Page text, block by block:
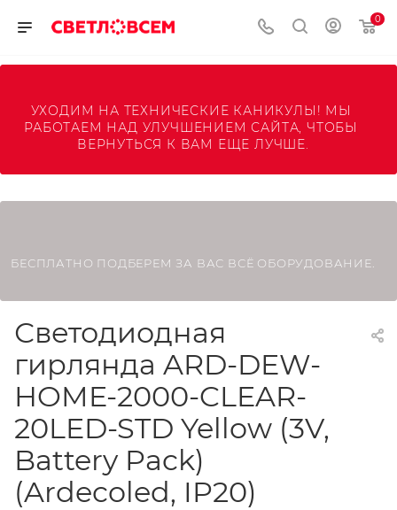
0
УХОДИМ НА ТЕХНИЧЕСКИЕ КАНИКУЛЫ! МЫ
РАБОТАЕМ НАД УЛУЧШЕНИЕМ САЙТА, ЧТОБЫ
ВЕРНУТЬСЯ К ВАМ ЕЩЕ ЛУЧШЕ.
БЕСПЛАТНО ПОДБЕРЕМ ЗА ВАС ВСЁ ОБОРУДОВАНИЕ.
Светодиодная
гирлянда ARD-DEW-
HOME-2000-CLEAR-
20LED-STD Yellow (3V,
Battery Pack)
(Ardecoled, IP20)